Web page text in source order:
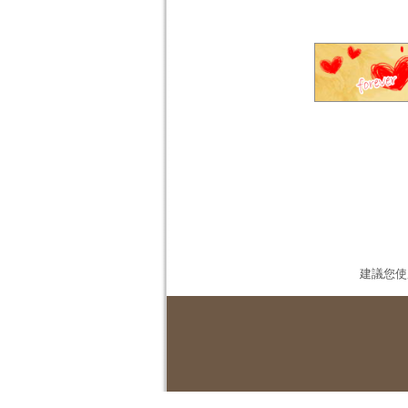
建議您